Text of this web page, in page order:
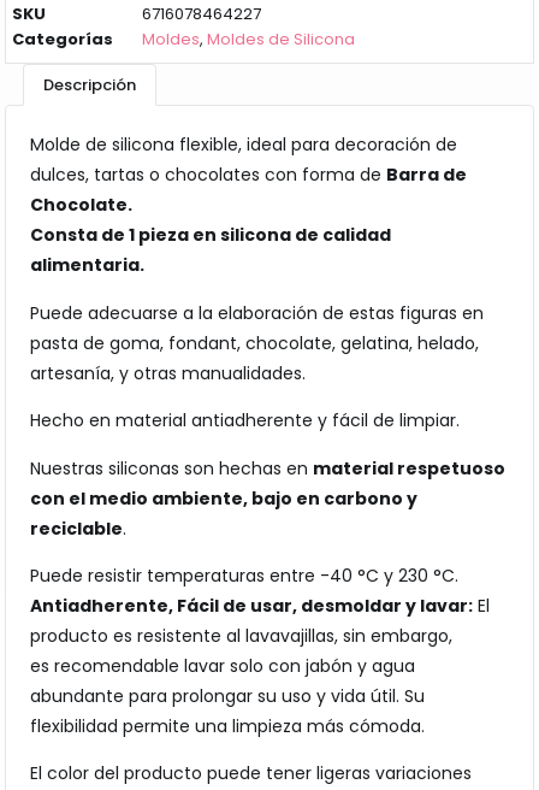
SKU
6716078464227
Categorías
Moldes,Moldes de Silicona
Descripción
Molde de silicona flexible, ideal para decoración de
dulces, tartas o chocolates con forma de Barra de
Chocolate.
Consta de 1 pieza en silicona de calidad
alimentaria.
Puede adecuarse a la elaboración de estas figuras en
pasta de goma, fondant, chocolate, gelatina, helado,
artesanía, y otras manualidades.
Hecho en material antiadherente y fácil de limpiar.
Nuestras siliconas son hechas en material respetuoso
con el medio ambiente, bajo en carbono y
reciclable.
Puede resistir temperaturas entre -40 °C y 230 °C.
Antiadherente, Fácil de usar, desmoldar y lavar: El
producto es resistente al lavavajillas, sin embargo,
es recomendable lavar solo con jabón y agua
abundante para prolongar su uso y vida útil. Su
flexibilidad permite una limpieza más cómoda.
El color del producto puede tener ligeras variaciones